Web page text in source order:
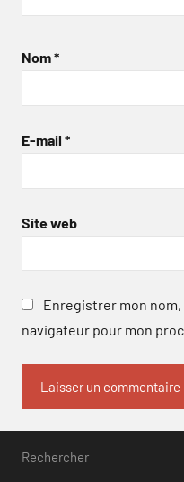
Nom*
E-mail *
Site web
Enregistrer mon
navigateur pour mon
Rechercher